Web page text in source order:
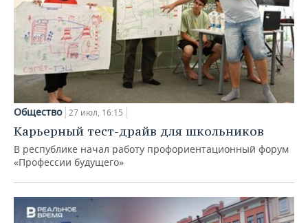
Общество 27 июл, 16:15
Карьерный тест-драйв для школьников
В республике начал работу профориентационный форум
«Профессии будущего»